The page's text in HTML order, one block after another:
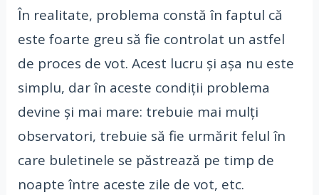
În realitate, problema constă în faptul că
este foarte greu să fie controlat un astfel
de proces de vot. Acest lucru și așa nu este
simplu, dar în aceste condiții problema
devine și mai mare: trebuie mai mulți
observatori, trebuie să fie urmărit felul în
care buletinele se păstrează pe timp de
noapte între aceste zile de vot, etc.